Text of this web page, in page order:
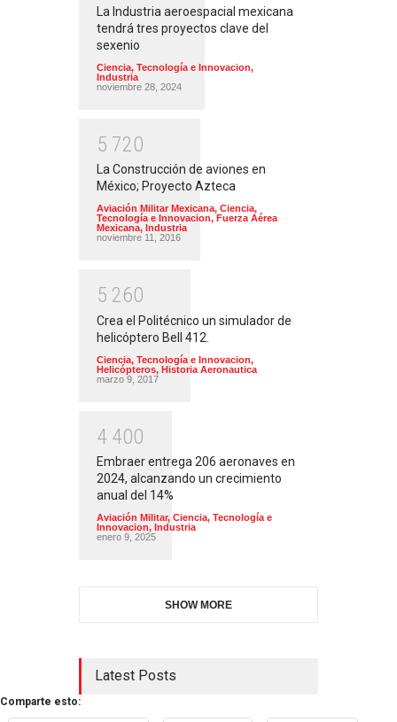
La Industria aeroespacial mexicana
tendrá tres proyectos clave del
sexenio
Ciencia, Tecnología e Innovacion,
Industria
noviembre 28, 2024
5 720
La Construcción de aviones en
México; Proyecto Azteca
Aviación Militar Mexicana, Ciencia,
Tecnología e Innovacion, Fuerza Aérea
Mexicana, Industria
noviembre 11, 2016
5 260
Crea el Politécnico un simulador de
helicóptero Bell 412.
Ciencia, Tecnología e Innovacion,
Helicópteros, Historia Aeronautica
marzo 9, 2017
4 400
Embraer entrega 206 aeronaves en
2024, alcanzando un crecimiento
anual del 14%
Aviación Militar, Ciencia, Tecnología e
Innovacion, Industria
enero 9, 2025
SHOW MORE
Latest Posts
Comparte esto: